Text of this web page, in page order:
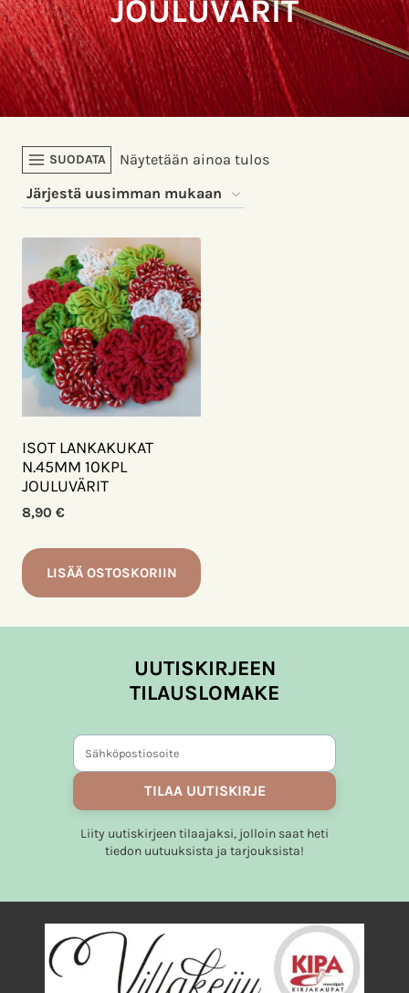
JOULUVÄRIT
SUODATA Näytetään ainoa tulos
ISOT LANKAKUKAT
N.45MM 10KPL
JOULUVÄRIT
8,90 €
LISÄÄ OSTOSKORIIN
UUTISKIRJEEN
TILAUSLOMAKE
TILAA UUTISKIRJE
Liity uutiskirjeen tilaajaksi, jolloin saat heti
tiedon uutuuksista ja tarjouksista!